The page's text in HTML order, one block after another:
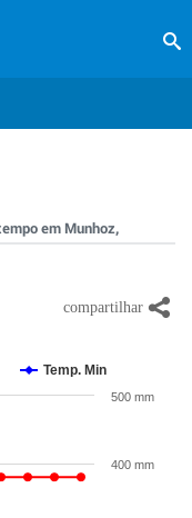
em Munhoz,
Temp. Min
400 mm
500 mm